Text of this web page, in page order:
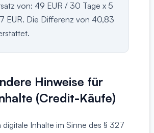
von: 49 EUR / 30 Tage x 5
EUR. Die Differenz von 40,83
Hinweise für
(Credit-Käufe)
digitale Inhalte im Sinne des § 327